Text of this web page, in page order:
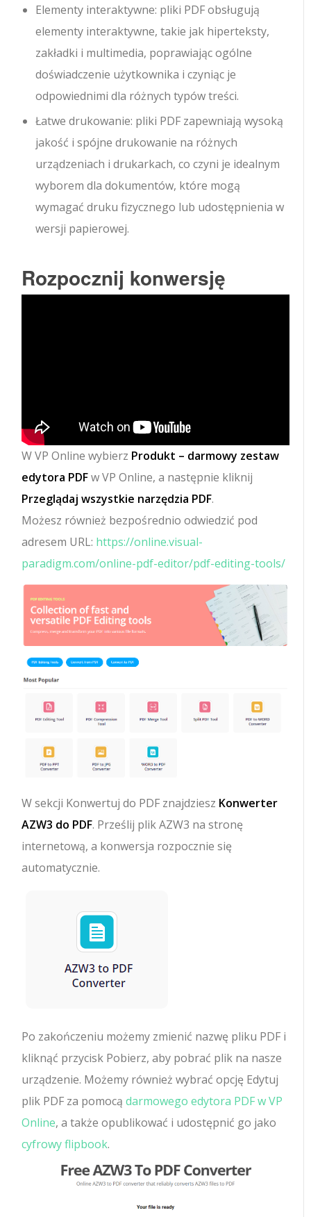
Elementy interaktywne: pliki PDF obsługują
elementy interaktywne, takie jak hiperteksty,
zakładki i multimedia, poprawiając ogólne
doświadczenie użytkownika i czyniąc je
odpowiednimi dla różnych typów treści.
Łatwe drukowanie: pliki PDF zapewniają wysoką
jakość i spójne drukowanie na różnych
urządzeniach i drukarkach, co czyni je idealnym
wyborem dla dokumentów, które mogą
wymagać druku fizycznego lub udostępnienia w
wersji papierowej.
Rozpocznij konwersję
W VP Online wybierz Produkt – darmowy zestaw
edytora PDFw VP Online, a następnie kliknij
Przeglądaj wszystkie narzędzia PDF.
Możesz również bezpośrednio odwiedzić pod
adresem URL: https://online.visual-
paradigm.com/online-pdf-editor/pdf-editing-tools/
W sekcji Konwertuj do PDF znajdziesz Konwerter
AZW3 do PDF. Prześlij plik AZW3 na stronę
internetową, a konwersja rozpocznie się
automatycznie.
Po zakończeniu możemy zmienić nazwę pliku PDF i
kliknąć przycisk Pobierz, aby pobrać plik na nasze
urządzenie. Możemy również wybrać opcję Edytuj
plik PDF za pomocądarmowego edytora PDF w VP
Online, a także opublikować i udostępnić go jako
cyfrowy flipbook.